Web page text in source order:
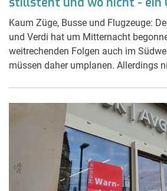
Kaum Züge, Busse und Flugzeuge:
und Verdi hat um Mitternacht
weitrechenden Folgen auch im
müssen daher umplanen. Allerdings